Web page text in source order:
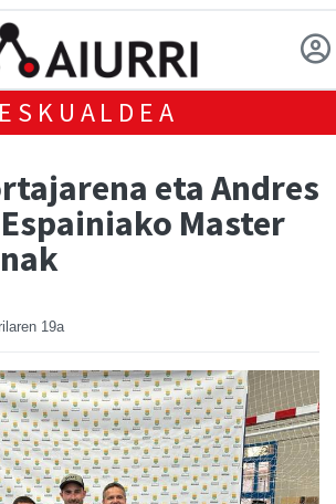
ESKUALDEA
eta Andres
Master
19a